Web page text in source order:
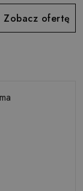
Zobacz ofertę